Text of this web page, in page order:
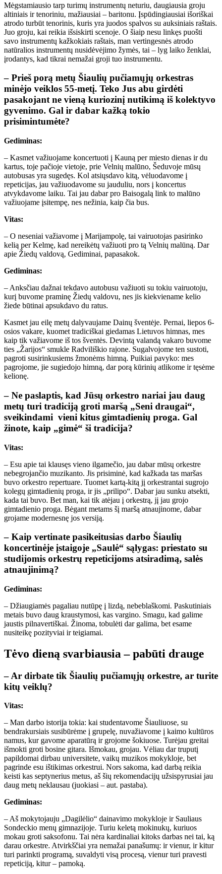
Mėgstamiausio tarp turimų instrumentų neturiu, daugiausia groju
altiniais ir tenoriniu, mažiausiai – baritonu. Įspūdingiausiai išoriškai
atrodo turbūt tenorinis, kuris yra juodos spalvos su auksiniais raštais.
Juo groju, kai reikia išsiskirti scenoje. O šiaip nesu linkęs puošti
savo instrumentų kažkokiais raštais, man vertingesnės atrodo
natūralios instrumentų nusidėvėjimo žymės, tai – lyg laiko ženklai,
įrodantys, kad tikrai nemažai groji tuo instrumentu.
– Prieš porą metų Šiaulių pučiamųjų orkestras
minėjo veiklos 55-metį. Teko Jus abu girdėti
pasakojant ne vieną kuriozinį nutikimą iš kolektyvo
gyvenimo. Gal ir dabar kažką tokio
prisimintumėte?
Gediminas:
– Kasmet važiuojame koncertuoti į Kauną per miesto dienas ir du
kartus, toje pačioje vietoje, prie Velnių malūno, Šeduvoje mūsų
autobusas yra sugedęs. Kol atsiųsdavo kitą, vėluodavome į
repeticijas, jau važiuodavome su jauduliu, nors į koncertus
atvykdavome laiku. Tai jau dabar pro Baisogalą link to malūno
važiuojame įsitempę, nes nežinia, kaip čia bus.
Vitas:
– O neseniai važiavome į Marijampolę, tai vairuotojas pasirinko
kelią per Kelmę, kad nereikėtų važiuoti pro tą Velnių malūną. Dar
apie Žiedų valdovą, Gediminai, papasakok.
Gediminas:
– Anksčiau dažnai tekdavo autobusu važiuoti su tokiu vairuotoju,
kurį buvome praminę Žiedų valdovu, nes jis kiekviename kelio
žiede būtinai apsukdavo du ratus.
Kasmet jau eilę metų dalyvaujame Dainų šventėje. Pernai, liepos 6-
osios vakare, kuomet tradiciškai giedamas Lietuvos himnas, mes
kaip tik važiavome iš tos šventės. Devintą valandą vakaro buvome
ties „Žarijos“ smukle Radviliškio rajone. Sugalvojome ten sustoti,
pagroti susirinkusiems žmonėms himną. Puikiai pavyko: mes
pagrojome, jie sugiedojo himną, dar porą kūrinių atlikome ir tęsėme
kelionę.
– Ne paslaptis, kad Jūsų orkestro nariai jau daug
metų turi tradiciją groti maršą „Seni draugai“,
sveikindami vieni kitus gimtadienių proga. Gal
žinote, kaip „gimė“ ši tradicija?
Vitas:
– Esu apie tai klausęs vieno ilgamečio, jau dabar mūsų orkestre
nebegrojančio muzikanto. Jis prisiminė, kad kažkada tas maršas
buvo orkestro repertuare. Tuomet kartą-kitą jį orkestrantai sugrojo
kolegų gimtadienių proga, ir jis „prilipo“. Dabar jau sunku atsekti,
kada tai buvo. Bet man, kai tik atėjau į orkestrą, jį jau grojo
gimtadienio proga. Bėgant metams šį maršą atnaujinome, dabar
grojame modernesnę jos versiją.
– Kaip vertinate pasikeitusias darbo Šiaulių
koncertinėje įstaigoje „Saulė“ sąlygas: priestato su
studijomis orkestrų repeticijoms atsiradimą, salės
atnaujinimą?
Gediminas:
– Džiaugiamės pagaliau nutūpę į lizdą, nebeblaškomi. Paskutiniais
metais buvo daug kraustymosi, kas vargino. Smagu, kad galime
jaustis pilnavertiškai. Žinoma, tobulėti dar galima, bet esame
nusiteikę pozityviai ir teigiamai.
Tėvo dieną svarbiausia – pabūti drauge
– Ar dirbate tik Šiaulių pučiamųjų orkestre, ar turite
kitų veiklų?
Vitas:
– Man darbo istorija tokia: kai studentavome Šiauliuose, su
bendrakursiais susibūrėme į grupelę, nuvažiavome į kaimo kultūros
namus, kur gavome aparatūrą ir grojome šokiuose. Turėjau greitai
išmokti groti bosine gitara. Išmokau, grojau. Vėliau dar truputį
papildomai dirbau universitete, vaikų muzikos mokykloje, bet
pagrinde esu ištikimas orkestrui. Nors sakoma, kad darbą reikia
keisti kas septynerius metus, aš šių rekomendacijų užsispyrusiai jau
daug metų neklausau (juokiasi – aut. pastaba).
Gediminas:
– Aš mokytojauju „Dagilėlio“ dainavimo mokykloje ir Sauliaus
Sondeckio menų gimnazijoje. Turiu keletą mokinukų, kuriuos
mokau groti saksofonu. Tai nėra kardinaliai kitoks darbas nei tai, ką
darau orkestre. Atvirkščiai yra nemažai panašumų: ir vienur, ir kitur
turi parinkti programą, suvaldyti visą procesą, vienur turi pravesti
repeticiją, kitur – pamoką.